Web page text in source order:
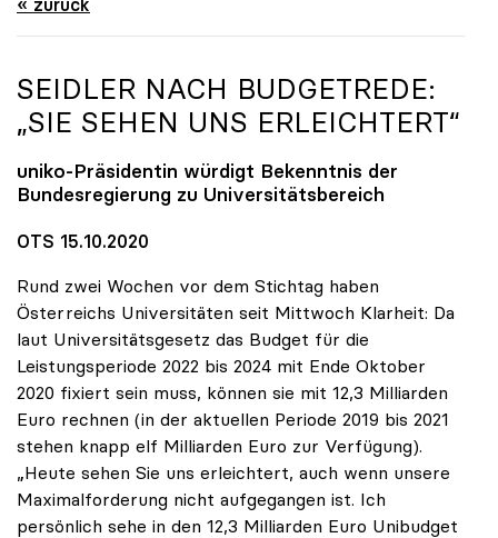
SEIDLER NACH BUDGETREDE:
„SIE SEHEN UNS ERLEICHTERT“
uniko-Präsidentin würdigt Bekenntnis der
Bundesregierung zu Universitätsbereich
OTS 15.10.2020
Rund zwei Wochen vor dem Stichtag haben
Österreichs Universitäten seit Mittwoch Klarheit: Da
laut Universitätsgesetz das Budget für die
Leistungsperiode 2022 bis 2024 mit Ende Oktober
2020 fixiert sein muss, können sie mit 12,3 Milliarden
Euro rechnen (in der aktuellen Periode 2019 bis 2021
stehen knapp elf Milliarden Euro zur Verfügung).
„Heute sehen Sie uns erleichtert, auch wenn unsere
Maximalforderung nicht aufgegangen ist. Ich
persönlich sehe in den 12,3 Milliarden Euro Unibudget